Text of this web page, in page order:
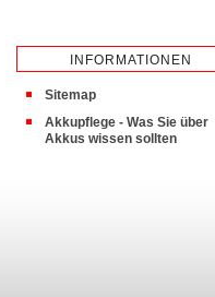
INFORMATIONEN
Sitemap
Akkupflege - Was Sie über
Akkus wissen sollten